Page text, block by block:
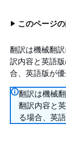
このページ
翻訳は機械翻
訳内容と英語
合、英語版が優
翻訳は機械
翻訳内容と
る場合、英